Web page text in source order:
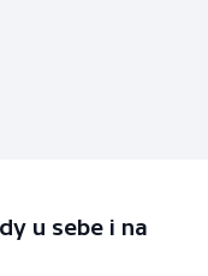
u sebe i na